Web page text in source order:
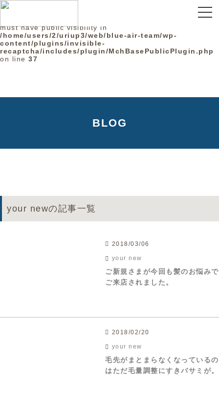
must have public visibility in
/home/users/2/uriup3/web/blue-air-team/wp-
content/plugins/invisible-
recaptcha/includes/plugin/MchBasePublicPlugin.php
on line 37
BLOG
your newの記事一覧
2018/03/06
your new
ご新規さまが今回も髪のお悩みで
ご来店されました。
2018/02/20
your new
毛先がまとまらなくなっているの
はただ毛量調整にすきバサミが。